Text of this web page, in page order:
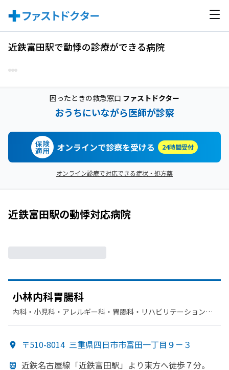
近鉄富田駅で動悸の診療ができる病院
困ったときの救急窓口 ファストドクター
おうちにいながら医師が診察
保険
適用 オンラインで診察を受ける 24時間受付
オンライン診療で対応できる症状・処方薬
近鉄富田駅の動悸対応病院
小林内科胃腸科
内科・​小児科・​アレルギー科・​胃腸科・​リハビリテーション・​
〒510-8014 三重県四日市市富田一丁目９－３
近鉄名古屋線 「近鉄富田駅」より東方へ徒歩７分。